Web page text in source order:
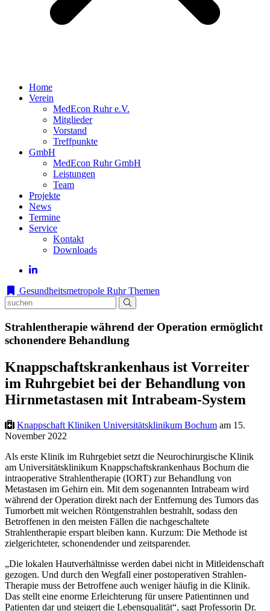
Home
Verein
MedEcon Ruhr e.V.
Mitglieder
Vorstand
Treffpunkte
GmbH
MedEcon Ruhr GmbH
Leistungen
Team
Projekte
News
Termine
Service
Kontakt
Downloads
Gesundheitsmetropole Ruhr Themen
Strahlentherapie während der Operation ermöglicht
schonendere Behandlung
Knappschaftskrankenhaus ist Vorreiter
im Ruhrgebiet bei der Behandlung von
Hirnmetastasen mit Intrabeam-System
Knappschaft Kliniken Universitätsklinikum Bochum am 15.
November 2022
Als erste Klinik im Ruhrgebiet setzt die Neurochirurgische Klinik
am Universitätsklinikum Knappschaftskrankenhaus Bochum die
intraoperative Strahlentherapie (IORT) zur Behandlung von
Metastasen im Gehirn ein. Mit dem sogenannten Intrabeam wird
während der Operation direkt nach der Entfernung des Tumors das
Tumorbett mit weichen Röntgenstrahlen bestrahlt, sodass den
Betroffenen in den meisten Fällen die nachgeschaltete
Strahlentherapie erspart bleiben kann. Kurzum: Die Methode ist
zielgerichteter, schonendender und zeitsparender.
„Die lokalen Hautverhältnisse werden dabei nicht in Mitleidenschaft
gezogen. Und durch den Wegfall einer postoperativen Strahlen-
Therapie muss der Betroffene auch weniger häufig in die Klinik.
Das stellt eine enorme Erleichterung für unsere Patientinnen und
Patienten dar und steigert die Lebensqualität“, sagt Professorin Dr.